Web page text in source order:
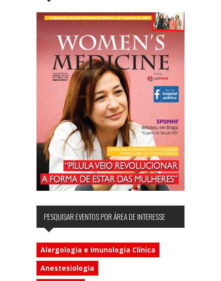
PESQUISAR EVENTOS POR ÁREA DE INTERESSE
Alergologia e Imunologia Clínica
Anestesiologia